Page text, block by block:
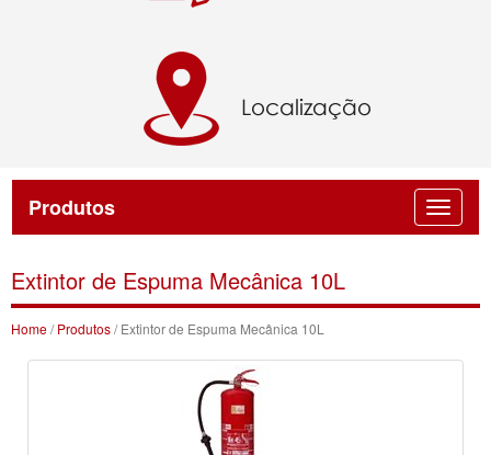
Produtos
Extintor de Espuma Mecânica 10L
Home/Produtos/ Extintor de Espuma Mecânica 10L